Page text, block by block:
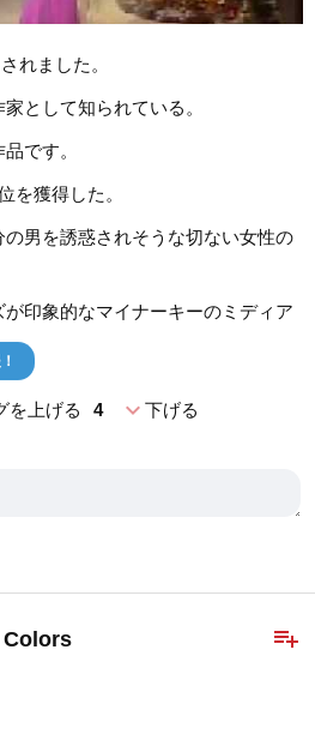
れました。
として知られている。
です。
を獲得した。
男を誘惑されそうな切ない女性の
印象的なマイナーキーのミディア
を上げる 4 expand_more下げる
playlist_add
Colors